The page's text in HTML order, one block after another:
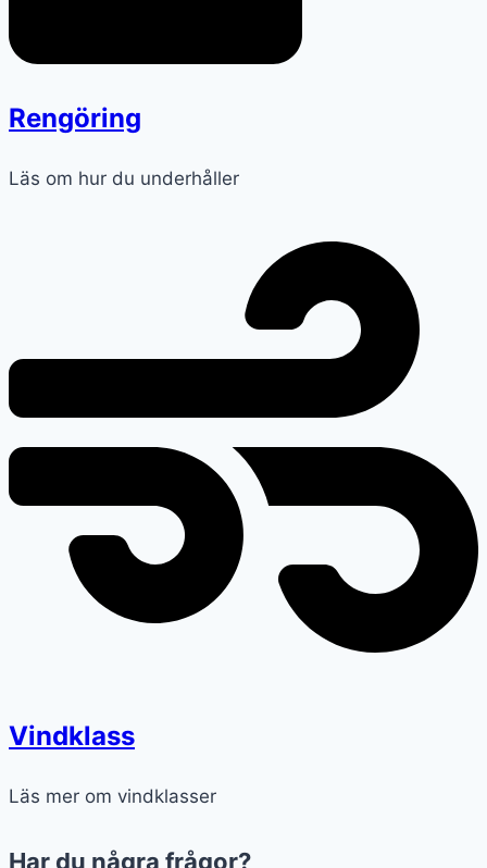
Rengöring
Läs om hur du underhåller
Vindklass
Läs mer om vindklasser
Har du några frågor?